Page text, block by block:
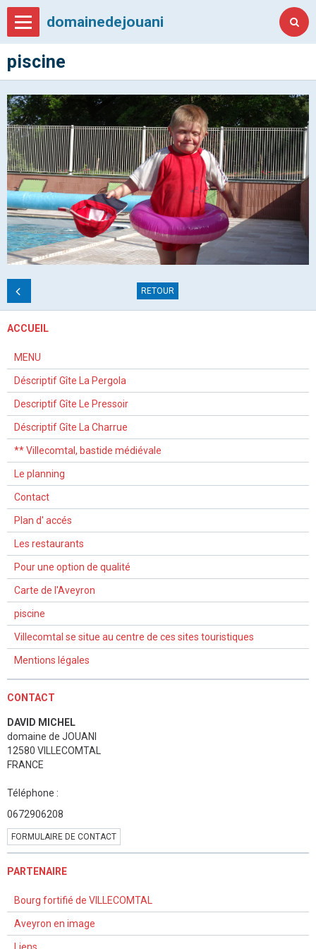
domainedejouani
piscine
RETOUR
ACCUEIL
MENU
Déscriptif Gîte La Pergola
Descriptif Gîte Le Pressoir
Déscriptif Gîte La Charrue
** Villecomtal, bastide médiévale
Le planning
Contact
Plan d' accés
Les restaurants
Pour une option de qualité
Carte de l'Aveyron
piscine
Villecomtal se situe au centre de ces sites touristiques
Mentions légales
CONTACT
DAVID MICHEL
domaine de JOUANI
12580 VILLECOMTAL
FRANCE
Téléphone :
0672906208
FORMULAIRE DE CONTACT
PARTENAIRE
Bourg fortifié de VILLECOMTAL
Aveyron en image
Liens